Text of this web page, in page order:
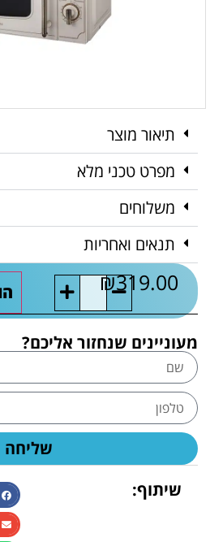
תיאור מוצר
מפרט טכני מלא
משלוחים
תנאים ואחריות
₪319.00
מעוניינים שנחזור אליכם?
שליחה
שיתוף: